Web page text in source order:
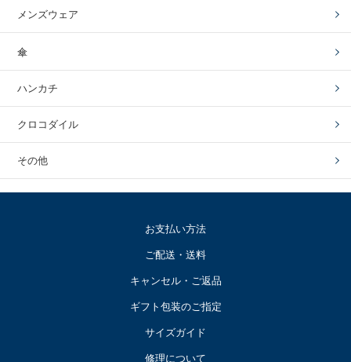
メンズウェア
傘
ハンカチ
クロコダイル
その他
お支払い方法
ご配送・送料
キャンセル・ご返品
ギフト包装のご指定
サイズガイド
修理について